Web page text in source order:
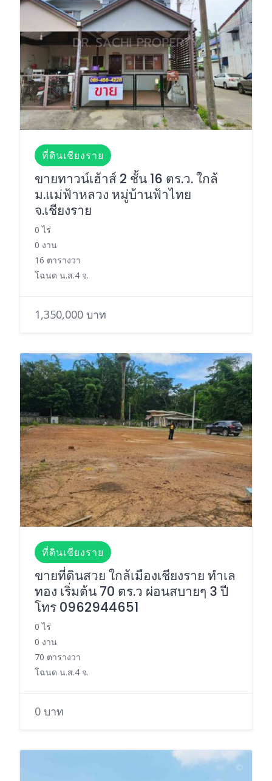
ที่ดินเชียงราย
ขายทาวน์เฮ้าส์ 2 ชั้น 16 ตร.ว. ใกล้
ม.แม่ฟ้าหลวง หมู่บ้านฟ้าไทย
จ.เชียงราย
0 ไร่
0 งาน
16 ตารางวา
โฉนด น.ส.4 จ.
1,350,000 บาท
ที่ดินเชียงราย
ขายที่ดินสวย ใกล้เมืองเชียงราย ทำเล
ทอง เริ่มต้น 70 ตร.ว ผ่อนสบายๆ 3 ปี
โทร 0962944651
0 ไร่
0 งาน
70 ตารางวา
โฉนด น.ส.4 จ.
0 บาท